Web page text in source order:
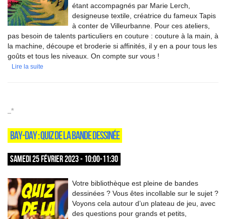
étant accompagnés par Marie Lerch,
designeuse textile, créatrice du fameux Tapis
à conter de Villeurbanne. Pour ces ateliers,
pas besoin de talents particuliers en couture : couture à la main, à
la machine, découpe et broderie si affinités, il y en a pour tous les
goûts et tous les niveaux. On compte sur vous !
Lire la suite
_*
BAY-DAY : QUIZ DE LA BANDE DESSINÉE
SAMEDI 25 FÉVRIER 2023 - 10:00-11:30
Votre bibliothèque est pleine de bandes
dessinées ? Vous êtes incollable sur le sujet ?
Voyons cela autour d’un plateau de jeu, avec
des questions pour grands et petits,